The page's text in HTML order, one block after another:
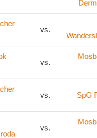
vs.
vs.
vs. SpG
vs.